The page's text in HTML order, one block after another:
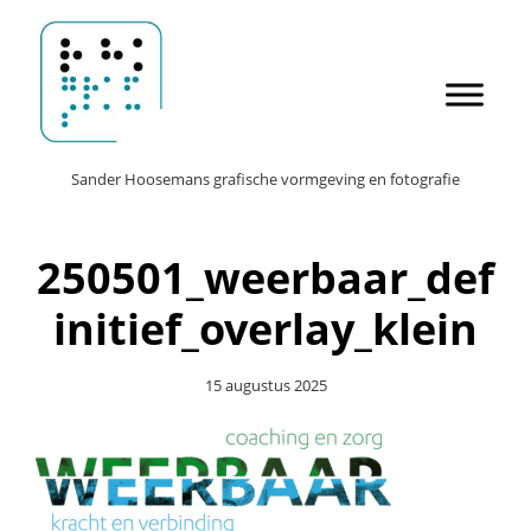
naar
de
hoofd
inhoud
Sander Hoosemans
HeaderSander Hoosemans grafische vormgeving en fotografie
250501_weerbaar_def
initief_overlay_klein
15 augustus 2025